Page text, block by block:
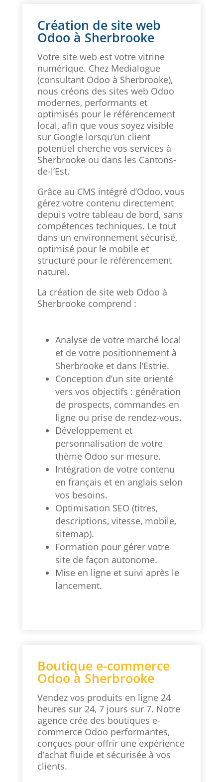
Création de site web
Odoo à Sherbrooke
Votre site web est votre vitrine
numérique. Chez Medialogue
(consultant Odoo à Sherbrooke),
nous créons des sites web Odoo
modernes, performants et
optimisés pour le référencement
local, afin que vous soyez visible
sur Google lorsqu’un client
potentiel cherche vos services à
Sherbrooke ou dans les Cantons-
de-l’Est.
Grâce au CMS intégré d’Odoo, vous
gérez votre contenu directement
depuis votre tableau de bord, sans
compétences techniques. Le tout
dans un environnement sécurisé,
optimisé pour le mobile et
structuré pour le référencement
naturel.
La création de site web Odoo à
Sherbrooke comprend :
Analyse de votre marché local
et de votre positionnement à
Sherbrooke et dans l’Estrie.
Conception d’un site orienté
vers vos objectifs : génération
de prospects, commandes en
ligne ou prise de rendez-vous.
Développement et
personnalisation de votre
thème Odoo sur mesure.
Intégration de votre contenu
en français et en anglais selon
vos besoins.
Optimisation SEO (titres,
descriptions, vitesse, mobile,
sitemap).
Formation pour gérer votre
site de façon autonome.
Mise en ligne et suivi après le
lancement.
Boutique e-commerce
Odoo à Sherbrooke
Vendez vos produits en ligne 24
heures sur 24, 7 jours sur 7. Notre
agence crée des boutiques e-
commerce Odoo performantes,
conçues pour offrir une expérience
d’achat fluide et sécurisée à vos
clients.